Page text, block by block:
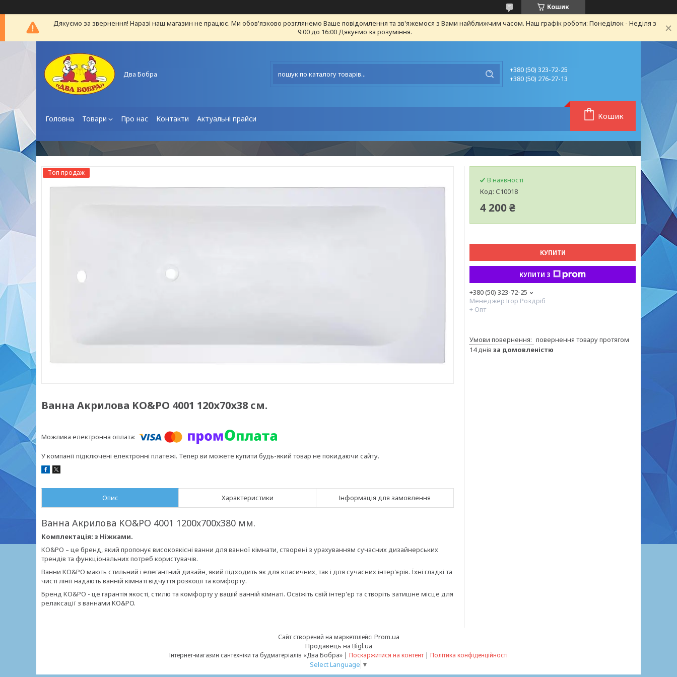
Кошик
Дякуємо за звернення! Наразі наш магазин не працює. Ми обов'язково розглянемо Ваше повідомлення та зв'яжемося з Вами найближчим часом. Наш графік роботи: Понеділок - Неділя з
9:00 до 16:00 Дякуємо за розуміння.
Два Бобра
+380 (50) 323-72-25
+380 (50) 276-27-13
Головна Товари Про нас Контакти Актуальні прайси Кошик
Топ продаж
Ванна Акрилова KO&PO 4001 120х70х38 см.
У компанії підключені електронні платежі. Тепер ви можете купити будь-який товар не покидаючи сайту.
Опис Характеристики Інформація для замовлення
Ванна Акрилова KO&PO 4001 1200х700х380 мм.
Комплектація: з Ніжками.
KO&PO – це бренд, який пропонує високоякісні ванни для ванної кімнати, створені з урахуванням сучасних дизайнерських
трендів та функціональних потреб користувачів.
Ванни KO&PO мають стильний і елегантний дизайн, який підходить як для класичних, так і для сучасних інтер'єрів. Їхні гладкі та
чисті лінії надають ванній кімнаті відчуття розкоші та комфорту.
Бренд KO&PO - це гарантія якості, стилю та комфорту у вашій ванній кімнаті. Освіжіть свій інтер'єр та створіть затишне місце для
релаксації з ваннами KO&PO.
В наявності
Код: С10018
4 200 ₴
КУПИТИ
КУПИТИ З
+380 (50) 323-72-25
Менеджер Ігор Роздріб
+ Опт
повернення товару протягом
14 днів за домовленістю
Сайт створений на маркетплейсі Prom.ua
Продавець на Bigl.ua
Інтернет-магазин сантехніки та будматеріалів «Два Бобра» | Поскаржитися на контент | Політика конфіденційності
Select Language ▼